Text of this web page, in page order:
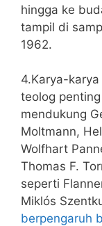
hingga ke
tampil di
1962.
4.Karya-
teolog
mendukung
Moltmann,
Wolfhart
Thomas F.
seperti
Miklós
berpengaruh